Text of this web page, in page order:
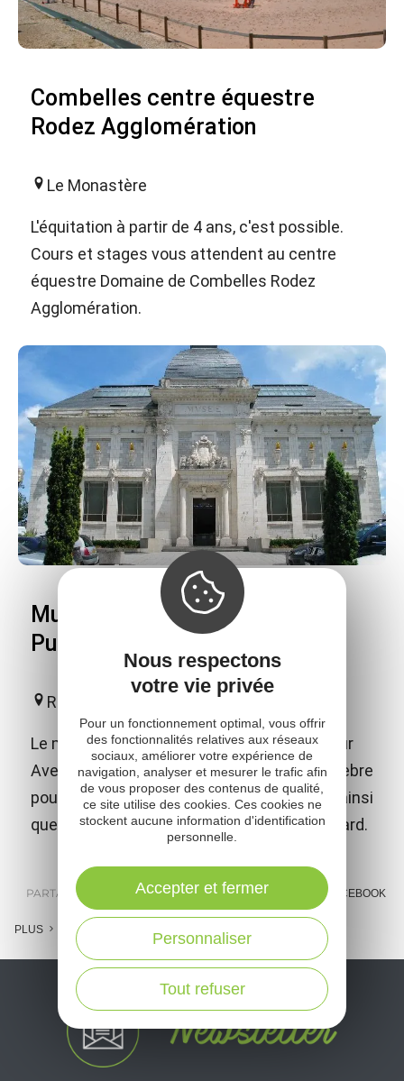
Combelles centre équestre
Rodez Agglomération
Le Monastère
L'équitation à partir de 4 ans, c'est possible.
Cours et stages vous attendent au centre
équestre Domaine de Combelles Rodez
Agglomération.
Musée des Beaux Arts Denys-
Puech
Rodez
Le musée présente les oeuvres du sculpteur
Aveyronnais Denys-Puech (1854-1942), célèbre
pour ses portraits féminins de mélancolie, ainsi
que celles d'Eugène Viala et Maurice Bompard.
PARTAGER : E-MAIL MESSENGER FACEBOOK
PLUS
Nous respectons
votre vie privée
Pour un fonctionnement optimal, vous offrir
des fonctionnalités relatives aux réseaux
sociaux, améliorer votre expérience de
navigation, analyser et mesurer le trafic afin
de vous proposer des contenus de qualité,
ce site utilise des cookies. Ces cookies ne
stockent aucune information d'identification
personnelle.
Tout refuser
Personnaliser
Accepter et fermer